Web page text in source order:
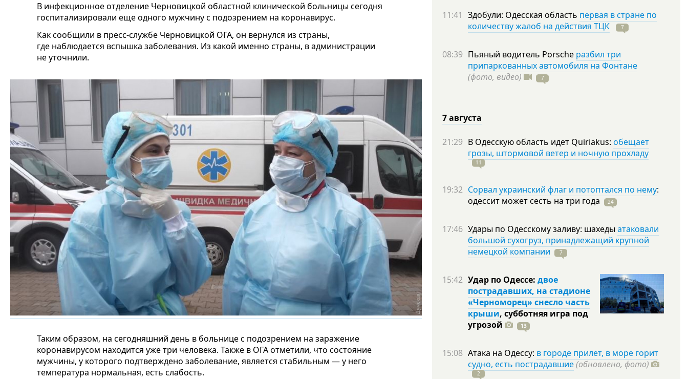
В инфекционное отделение Черновицкой областной клинической больницы сегодня
госпитализировали еще одного мужчину с подозрением на коронавирус.
Как сообщили в пресс-службе Черновицкой ОГА, он вернулся из страны,
где наблюдается вспышка заболевания. Из какой именно страны, в администрации
не уточнили.
Таким образом, на сегодняшний день в больнице с подозрением на заражение
коронавирусом находится уже три человека. Также в ОГА отметили, что состояние
мужчины, у которого подтверждено заболевание, является стабильным — у него
температура нормальная, есть слабость.
11:41 Здобули: Одесская область первая в стране по
количеству жалоб на действия ТЦК
7
08:39 Пьяный водитель Porsche разбил три
припаркованных автомобиля на Фонтане
(фото, видео)
7
7 августа
21:29 В Одесскую область идет Quiriakus: обещает
грозы, штормовой ветер и ночную прохладу
11
19:32 Сорвал украинский флаг и потоптался по нему:
одессит может сесть на три года 24
17:46 Удары по Одесскому заливу: шахеды атаковали
большой сухогруз, принадлежащий крупной
немецкой компании
7
15:42 Удар по Одессе: двое
пострадавших, на стадионе
«Черноморец» снесло часть
крыши, субботняя игра под
угрозой
13
15:08 Атака на Одессу: в городе прилет, в море горит
судно, есть пострадавшие(обновлено, фото)
2